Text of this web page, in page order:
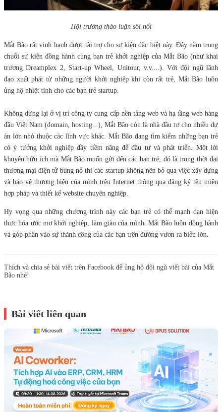
Hội trường thảo luận sôi nổi
Mắt Bão rất vinh hạnh được tài trợ cho sự kiện đặc biệt này. Đây nằm trong
chuỗi sự kiện đồng hành cùng bạn trẻ khởi nghiệp của Mắt Bão (như khai
trương Dreamplex 2, Start-up Wheel, Unitour, v.v....). Với đội ngũ lãnh
đạo xuất phát từ những người khởi nghiệp khi còn rất trẻ, Mắt Bão luôn
ủng hộ nhiệt tình cho các bạn trẻ startup.
Không dừng lại ở vị trí công ty cung cấp nền tảng web và hạ tầng web hàng
đầu Việt Nam (domain, hosting...), Mắt Bão còn là nhà đầu tư cho nhiều dự
án lớn nhỏ thuộc các lĩnh vực khác. Mắt Bão đang tìm kiếm những bạn trẻ
có ý tưởng khởi nghiệp đầy tiềm năng để đầu tư và phát triển. Một lời
khuyên hữu ích mà Mắt Bão muốn gửi đến các bạn trẻ, đó là trong thời đại
thương mại điện tử bùng nổ thì các startup không nên bỏ qua việc xây dựng
và bảo vệ thương hiệu của mình trên Internet thông qua đăng ký tên miền
hợp pháp và thiết kế website chuyên nghiệp.
Hy vọng qua những chương trình này các bạn trẻ có thể mạnh dạn hiện
thực hóa ước mơ khởi nghiệp, làm giàu của mình. Mắt Bão luôn đồng hành
và góp phần vào sự thành công của các bạn trên đường vươn ra biển lớn.
Thích và chia sẻ bài viết trên Facebook để ủng hộ đội ngũ viết bài của Mắt
Bão nhé!
Bài viết liên quan